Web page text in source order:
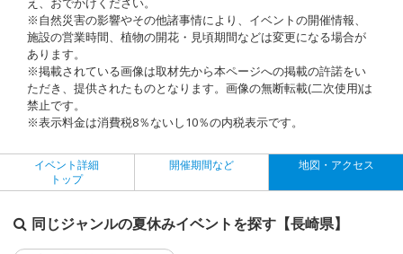
※自然災害の影響やその他諸事情により、イベントの開催情報、
施設の営業時間、植物の開花・見頃期間などは変更になる場合が
あります。
※掲載されている画像は取材先から本ページへの掲載の許諾をい
ただき、提供されたものとなります。画像の無断転載(二次使用)は
禁止です。
※表示料金は消費税8％ないし10％の内税表示です。
イベント詳細
トップ
開催期間など 地図・アクセス
同じジャンルの夏休みイベントを探す【長崎県】